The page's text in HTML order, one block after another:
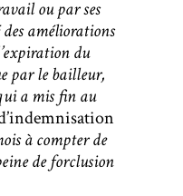
ou par ses
améliorations
du
par le bailleur,
a mis fin au
à compter de
de forclusion